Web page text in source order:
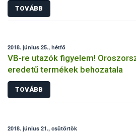
TOVÁBB
2018. június 25., hétfő
VB-re utazók figyelem!
eredetű termékek behozatala
TOVÁBB
2018. június 21., csütörtök